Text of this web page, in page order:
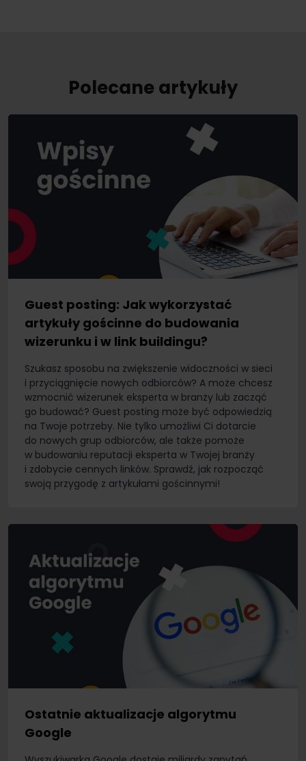
Polecane artykuły
Guest posting: Jak wykorzystać
artykuły gościnne do budowania
wizerunku i w link buildingu?
Szukasz sposobu na zwiększenie widoczności w sieci
i przyciągnięcie nowych odbiorców? A może chcesz
wzmocnić wizerunek eksperta w branży lub zacząć
go budować? Guest posting może być odpowiedzią
na Twoje potrzeby. Nie tylko umożliwi Ci dotarcie
do nowych grup odbiorców, ale także pomoże
w budowaniu reputacji eksperta w Twojej branży
i zdobycie cennych linków. Sprawdź, jak rozpocząć
swoją przygodę z artykułami gościnnymi!
Ostatnie aktualizacje algorytmu
Google